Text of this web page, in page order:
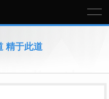
精于此道